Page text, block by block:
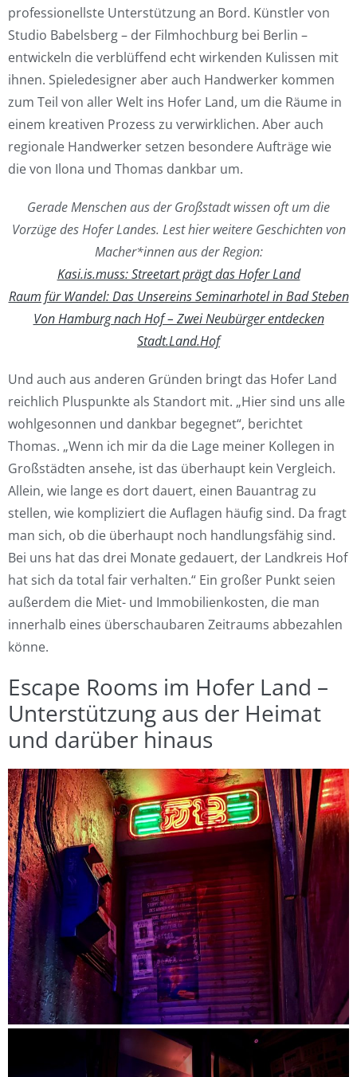
professionellste Unterstützung an Bord. Künstler von
Studio Babelsberg – der Filmhochburg bei Berlin –
entwickeln die verblüffend echt wirkenden Kulissen mit
ihnen. Spieledesigner aber auch Handwerker kommen
zum Teil von aller Welt ins Hofer Land, um die Räume in
einem kreativen Prozess zu verwirklichen. Aber auch
regionale Handwerker setzen besondere Aufträge wie
die von Ilona und Thomas dankbar um.
Gerade Menschen aus der Großstadt wissen oft um die
Vorzüge des Hofer Landes. Lest hier weitere Geschichten von
Macher*innen aus der Region:
Kasi.is.muss: Streetart prägt das Hofer Land
Raum für Wandel: Das Unsereins Seminarhotel in Bad Steben
Von Hamburg nach Hof – Zwei Neubürger entdecken
Stadt.Land.Hof
Und auch aus anderen Gründen bringt das Hofer Land
reichlich Pluspunkte als Standort mit. „Hier sind uns alle
wohlgesonnen und dankbar begegnet“, berichtet
Thomas. „Wenn ich mir da die Lage meiner Kollegen in
Großstädten ansehe, ist das überhaupt kein Vergleich.
Allein, wie lange es dort dauert, einen Bauantrag zu
stellen, wie kompliziert die Auflagen häufig sind. Da fragt
man sich, ob die überhaupt noch handlungsfähig sind.
Bei uns hat das drei Monate gedauert, der Landkreis Hof
hat sich da total fair verhalten.“ Ein großer Punkt seien
außerdem die Miet- und Immobilienkosten, die man
innerhalb eines überschaubaren Zeitraums abbezahlen
könne.
Escape Rooms im Hofer Land –
Unterstützung aus der Heimat
und darüber hinaus